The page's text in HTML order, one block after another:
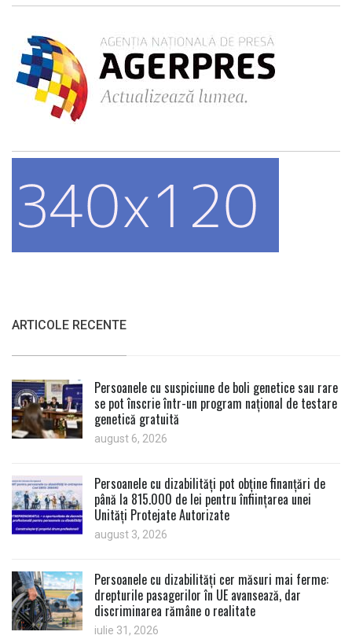
ARTICOLE RECENTE
Persoanele cu suspiciune de boli genetice sau rare
se pot înscrie într-un program național de testare
genetică gratuită
august 6, 2026
Persoanele cu dizabilități pot obține finanțări de
până la 815.000 de lei pentru înființarea unei
Unități Protejate Autorizate
august 3, 2026
Persoanele cu dizabilități cer măsuri mai ferme:
drepturile pasagerilor în UE avansează, dar
discriminarea rămâne o realitate
iulie 31, 2026